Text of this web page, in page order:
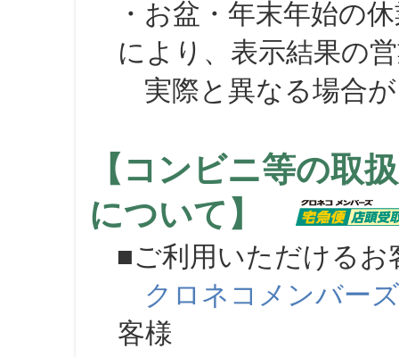
・お盆・年末年始の
により、表示結果の
実際と異なる場合が
【コンビニ等の取
について】
■ご利用いただけるお
クロネコメンバーズ
客様